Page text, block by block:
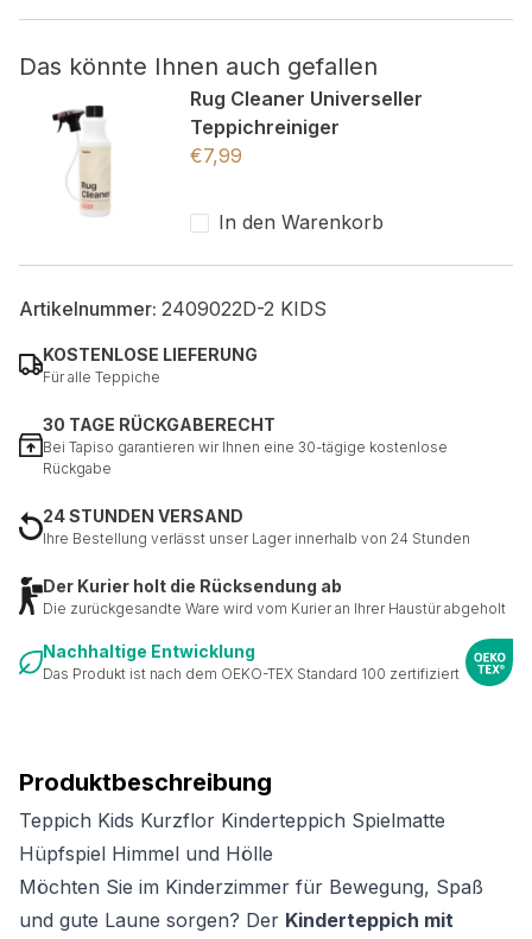
Produktbeschreibung
Teppich Kids Kurzflor Kinderteppich Spielmatte
Hüpfspiel Himmel und Hölle
Möchten Sie im Kinderzimmer für Bewegung, Spaß
und gute Laune sorgen? Der Kinderteppich mit
Das könnte Ihnen auch gefallen
Rug Cleaner Universeller
Teppichreiniger
€7,99
In den Warenkorb
Artikelnummer: 2409022D-2 KIDS
KOSTENLOSE LIEFERUNG
Für alle Teppiche
30 TAGE RÜCKGABERECHT
Bei Tapiso garantieren wir Ihnen eine 30-tägige kostenlose
Rückgabe
24 STUNDEN VERSAND
Ihre Bestellung verlässt unser Lager innerhalb von 24 Stunden
Der Kurier holt die Rücksendung ab
Die zurückgesandte Ware wird vom Kurier an Ihrer Haustür abgeholt
Nachhaltige Entwicklung
Das Produkt ist nach dem OEKO-TEX Standard 100 zertifiziert
Nicht kategorisiert.
Andere nicht kategorisierte Cookies sind solche, die
analysiert werden und noch keiner Kategorie zugeordnet
wurden.
Alle ablehnen